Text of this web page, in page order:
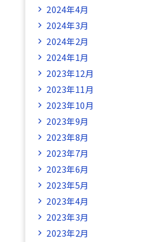
2024年4月
2024年3月
2024年2月
2024年1月
2023年12月
2023年11月
2023年10月
2023年9月
2023年8月
2023年7月
2023年6月
2023年5月
2023年4月
2023年3月
2023年2月